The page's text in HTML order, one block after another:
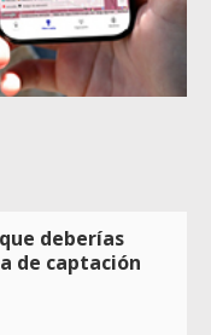
deberías
de captación